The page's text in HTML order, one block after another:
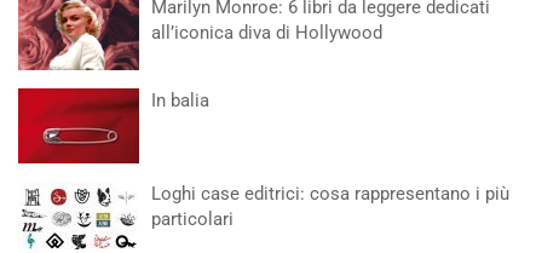
Marilyn Monroe: 6 libri da leggere dedicati
all’iconica diva di Hollywood
In balia
Loghi case editrici: cosa rappresentano i più
particolari